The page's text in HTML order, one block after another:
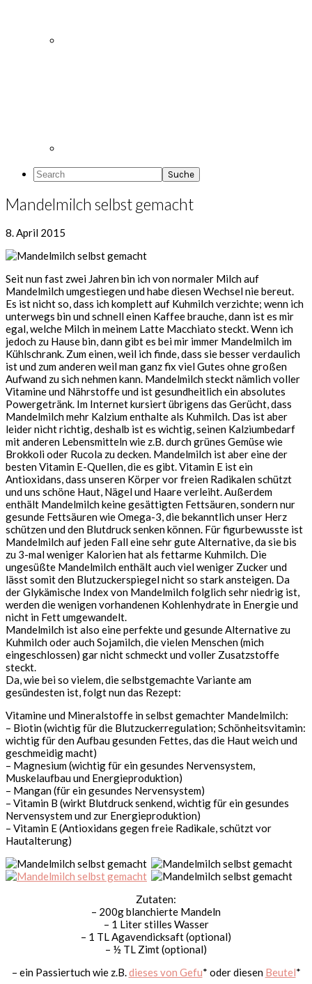
Search
Mandelmilch selbst gemacht
8. April 2015
Seit nun fast zwei Jahren bin ich von normaler Milch auf
Mandelmilch umgestiegen und habe diesen Wechsel nie bereut.
Es ist nicht so, dass ich komplett auf Kuhmilch verzichte; wenn ich
unterwegs bin und schnell einen Kaffee brauche, dann ist es mir
egal, welche Milch in meinem Latte Macchiato steckt. Wenn ich
jedoch zu Hause bin, dann gibt es bei mir immer Mandelmilch im
Kühlschrank. Zum einen, weil ich finde, dass sie besser verdaulich
ist und zum anderen weil man ganz fix viel Gutes ohne großen
Aufwand zu sich nehmen kann. Mandelmilch steckt nämlich voller
Vitamine und Nährstoffe und ist gesundheitlich ein absolutes
Powergetränk. Im Internet kursiert übrigens das Gerücht, dass
Mandelmilch mehr Kalzium enthalte als Kuhmilch. Das ist aber
leider nicht richtig, deshalb ist es wichtig, seinen Kalziumbedarf
mit anderen Lebensmitteln wie z.B. durch grünes Gemüse wie
Brokkoli oder Rucola zu decken. Mandelmilch ist aber eine der
besten Vitamin E-Quellen, die es gibt. Vitamin E ist ein
Antioxidans, dass unseren Körper vor freien Radikalen schützt
und uns schöne Haut, Nägel und Haare verleiht.Außerdem
enthält Mandelmilch keine gesättigten Fettsäuren, sondern nur
gesunde Fettsäuren wie Omega-3, die bekanntlich unser Herz
schützen und den Blutdruck senken können. Für figurbewusste ist
Mandelmilch auf jeden Fall eine sehr gute Alternative, da sie bis
zu 3-mal weniger Kalorien hat als fettarme Kuhmilch. Die
ungesüßte Mandelmilch enthält auch viel weniger Zucker und
lässt somit den Blutzuckerspiegel nicht so stark ansteigen. Da
der Glykämische Index von Mandelmilch folglich sehr niedrig ist,
werden die wenigen vorhandenen Kohlenhydrate in Energie und
nicht in Fett umgewandelt.
Mandelmilch ist also eine perfekte und gesunde Alternative zu
Kuhmilch oder auch Sojamilch, die vielen Menschen (mich
eingeschlossen) gar nicht schmeckt und voller Zusatzstoffe
steckt.
Da, wie bei so vielem, die selbstgemachte Variante am
gesündesten ist, folgt nun das Rezept:
Vitamine und Mineralstoffe in selbst gemachter Mandelmilch:
– Biotin (wichtig für die Blutzuckerregulation; Schönheitsvitamin:
wichtig für den Aufbau gesunden Fettes, das die Haut weich und
geschmeidig macht)
– Magnesium (wichtig für ein gesundes Nervensystem,
Muskelaufbau und Energieproduktion)
– Mangan (für ein gesundes Nervensystem)
– Vitamin B (wirkt Blutdruck senkend, wichtig für ein gesundes
Nervensystem und zur Energieproduktion)
– Vitamin E (Antioxidans gegen freie Radikale, schützt vor
Hautalterung)
Zutaten:
– 200g blanchierte Mandeln
– 1 Liter stilles Wasser
– 1 TL Agavendicksaft (optional)
– ½ TL Zimt (optional)
– ein Passiertuch wie z.B.dieses von Gefu* oder diesen Beutel*